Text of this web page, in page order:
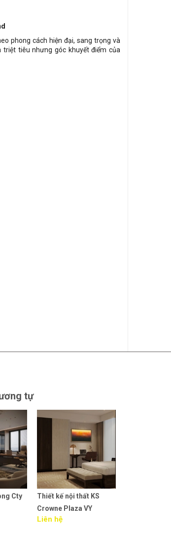
phong cách hiện đại, sang trọng và
tiêu nhưng góc khuyết điểm của
tự
Thi công nội thất văn
phòng MEDA HN
Liên hệ